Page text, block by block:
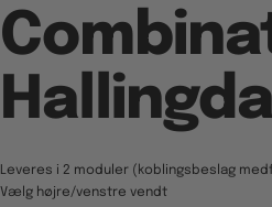
Leveres i 2 moduler (koblingsbeslag
Vælg højre/venstre vendt